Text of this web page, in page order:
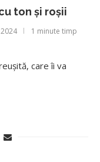
ton și roșii
1 minute timp
care îi va